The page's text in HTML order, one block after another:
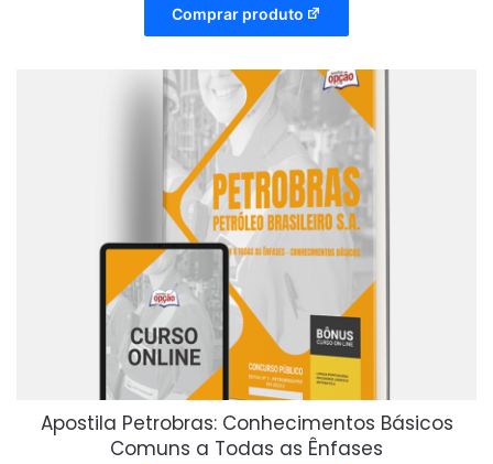
Comprar produto
Apostila Petrobras: Conhecimentos Básicos
Comuns a Todas as Ênfases